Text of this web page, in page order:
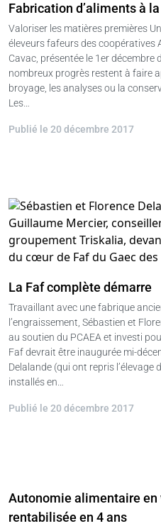
Fabrication d’aliments à
Valoriser les matières premières
éleveurs fafeurs des coopératives
Cavac, présentée le 1er décembre
nombreux progrès restent à faire
broyage, les analyses ou la
Les…
Publié le 20 décembre 2017
La Faf complète démarre
Travaillant avec une fabrique
l’engraissement, Sébastien et
au soutien du PCAEA et investi
Faf devrait être inaugurée mi-
Delalande (qui ont repris l’élevage
installés en…
Publié le 20 décembre 2017
Autonomie alimentaire en
rentabilisée en 4 ans